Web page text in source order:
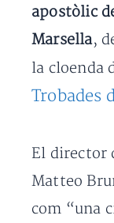
apostòlic
Marsella,
la cloenda
Trobades
El director
Matteo
com “una